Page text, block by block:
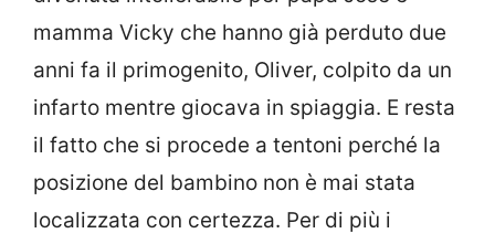
mamma Vicky che hanno già perduto due
anni fa il primogenito, Oliver, colpito da un
infarto mentre giocava in spiaggia. E resta
il fatto che si procede a tentoni perché la
posizione del bambino non è mai stata
localizzata con certezza. Per di più i